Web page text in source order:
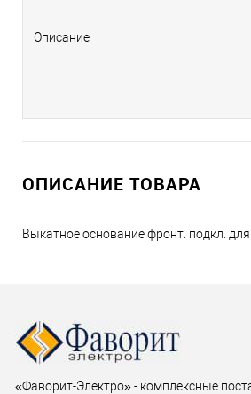
Описание
ОПИСАНИЕ ТОВАРА
Выкатное основание фронт. подкл.
«Фаворит-Электро» - комплексные